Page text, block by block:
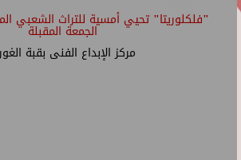
"فلكلوريتا" تحيي أمسية للتراث الشعبي
الجمعة المقبلة
مركز الإبداع الفنى بقبة